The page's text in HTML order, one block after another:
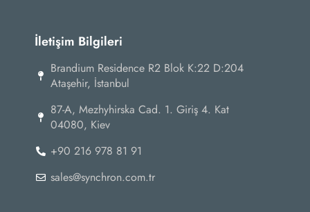
İletişim Bilgileri
Brandium Residence R2 Blok K:22 D:204
Ataşehir, İstanbul
87-А, Mezhyhirska Cad. 1. Giriş 4. Kat
04080, Kiev
+90 216 978 81 91
sales@synchron.com.tr